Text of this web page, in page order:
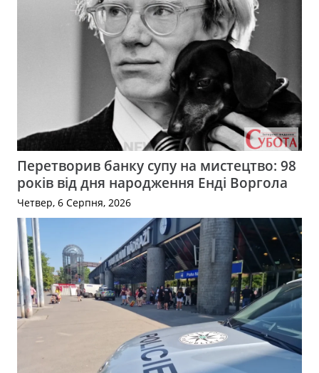
Перетворив банку супу на мистецтво: 98
років від дня народження Енді Воргола
Четвер, 6 Серпня, 2026